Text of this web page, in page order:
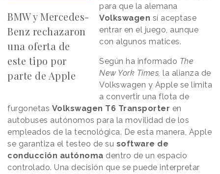
BMW y Mercedes-
Benz rechazaron
una oferta de
este tipo por
parte de Apple
para que la alemana
Volkswagen sí aceptase
entrar en el juego, aunque
con algunos matices.
Según ha informado The
New York Times, la alianza de
Volkswagen y Apple se limita
a convertir una flota de
furgonetas Volkswagen T6 Transporter en
autobuses autónomos para la movilidad de los
empleados de la tecnológica. De esta manera, Apple
se garantiza el testeo de su software de
conducción autónoma dentro de un espacio
controlado. Una decisión que se puede interpretar